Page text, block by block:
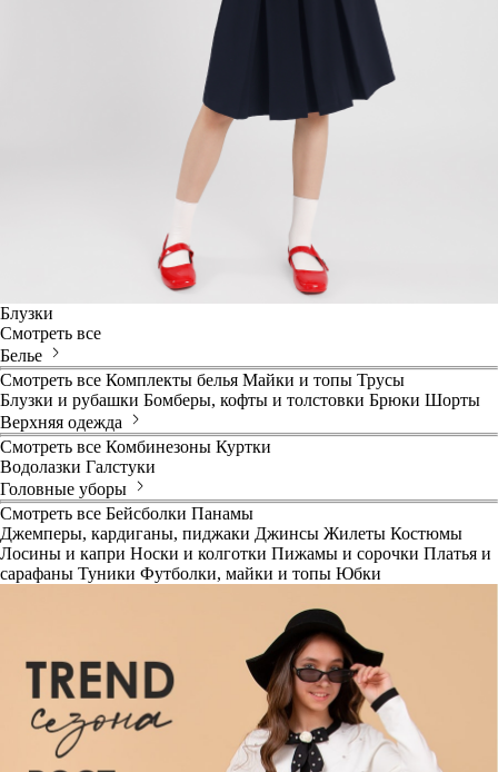
Блузки
Смотреть все
Белье
Смотреть все Комплекты белья Майки и топы Трусы
Блузки и рубашки Бомберы, кофты и толстовки Брюки Шорты
Верхняя одежда
Смотреть все Комбинезоны Куртки
Водолазки Галстуки
Головные уборы
Смотреть все Бейсболки Панамы
Джемперы, кардиганы, пиджаки Джинсы Жилеты Костюмы
Лосины и капри Носки и колготки Пижамы и сорочки Платья и
сарафаны Туники Футболки, майки и топы Юбки